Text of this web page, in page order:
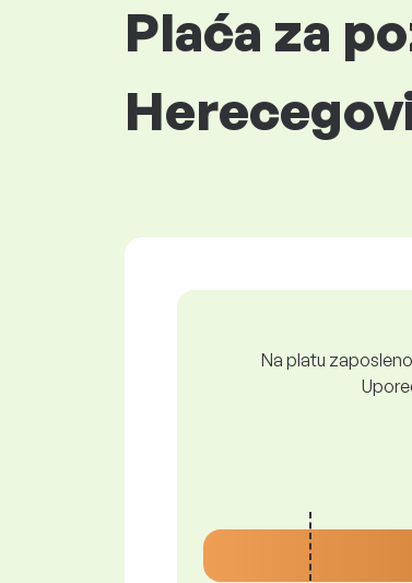
Plaća za
Na platu